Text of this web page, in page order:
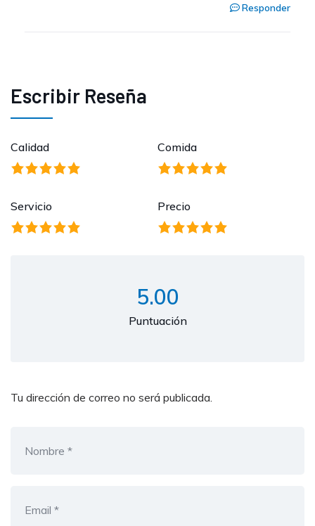
Responder
Escribir Reseña
Calidad Comida
Servicio Precio
5.00
Puntuación
Tu dirección de correo no será publicada.